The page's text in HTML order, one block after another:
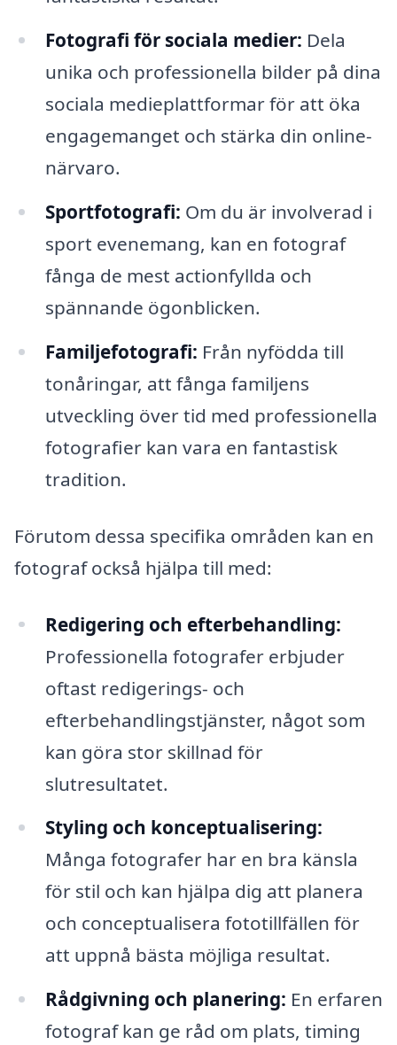
Fotografi för sociala medier: Dela
unika och professionella bilder på dina
sociala medieplattformar för att öka
engagemanget och stärka din online-
närvaro.
Sportfotografi: Om du är involverad i
sport evenemang, kan en fotograf
fånga de mest actionfyllda och
spännande ögonblicken.
Familjefotografi: Från nyfödda till
tonåringar, att fånga familjens
utveckling över tid med professionella
fotografier kan vara en fantastisk
tradition.
Förutom dessa specifika områden kan en
fotograf också hjälpa till med:
Redigering och efterbehandling:
Professionella fotografer erbjuder
oftast redigerings- och
efterbehandlingstjänster, något som
kan göra stor skillnad för
slutresultatet.
Styling och konceptualisering:
Många fotografer har en bra känsla
för stil och kan hjälpa dig att planera
och conceptualisera fototillfällen för
att uppnå bästa möjliga resultat.
Rådgivning och planering: En erfaren
fotograf kan ge råd om plats, timing